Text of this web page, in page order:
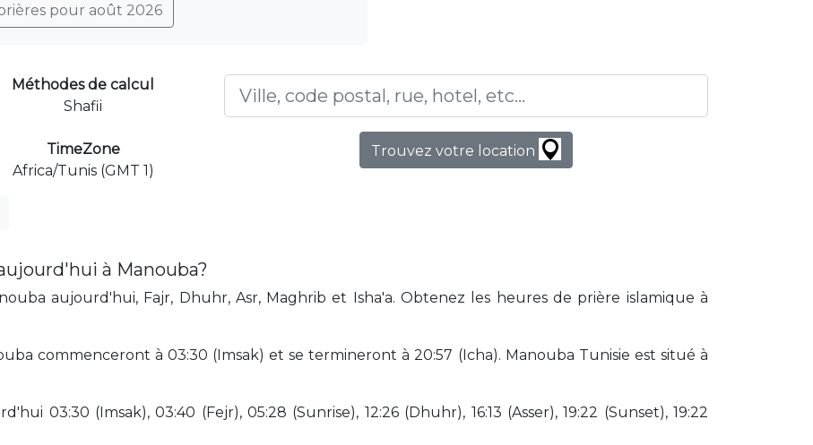
pour août 2026
Méthodes de calcul
Shafii
TimeZone
Africa/Tunis (GMT 1)
Trouvez votre location
à Manouba?
aujourd'hui, Fajr, Dhuhr, Asr, Maghrib et Isha'a. Obtenez les heures de prière islamique à
commenceront à 03:30 (Imsak) et se termineront à 20:57 (Icha). Manouba Tunisie est situé à
03:30 (Imsak), 03:40 (Fejr), 05:28 (Sunrise), 12:26 (Dhuhr), 16:13 (Asser), 19:22 (Sunset), 19:22